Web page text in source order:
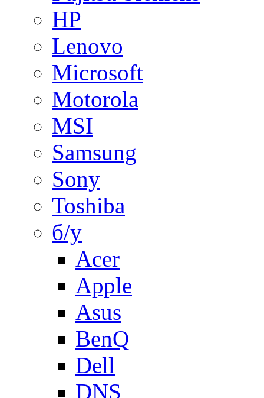
HP
Lenovo
Microsoft
Motorola
MSI
Samsung
Sony
Toshiba
б/у
Acer
Apple
Asus
BenQ
Dell
DNS